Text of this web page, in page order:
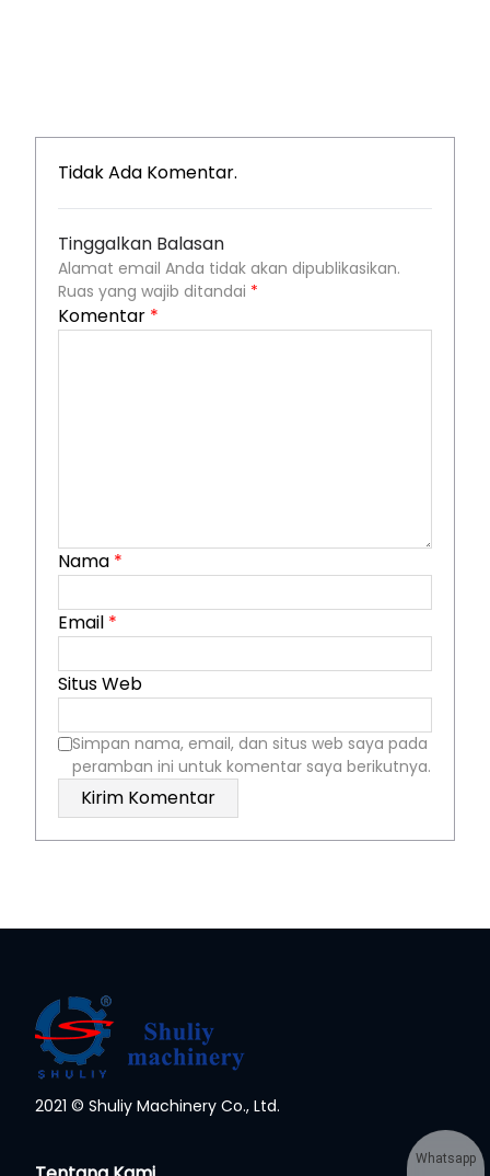
Tidak Ada Komentar.
Tinggalkan Balasan
Alamat email Anda tidak akan dipublikasikan.
Ruas yang wajib ditandai *
Komentar *
Nama *
Email *
Situs Web
Simpan nama, email, dan situs web saya pada
peramban ini untuk komentar saya berikutnya.
2021 © Shuliy Machinery Co., Ltd.
Whatsapp